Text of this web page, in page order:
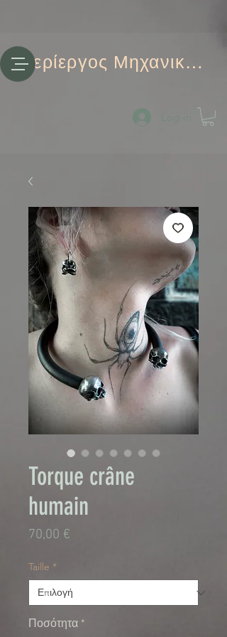
Περίεργος Μηχανικός
Log-in
Torque crâne
humain
70,00 €
Taille *
Ποσότητα *